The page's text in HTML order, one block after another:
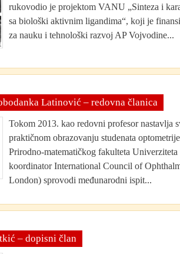
rukovodio je projektom VANU „Sinteza i
sa biološki aktivnim ligandima“, koji je
za nauku i tehnološki razvoj AP Vojvodine...
Latinović – redovna članica
Tokom 2013. kao redovni profesor nastavlja
praktičnom obrazovanju studenata
Prirodno-matematičkog fakulteta
koordinator International Council of
London) sprovodi međunarodni ispit...
– dopisni član